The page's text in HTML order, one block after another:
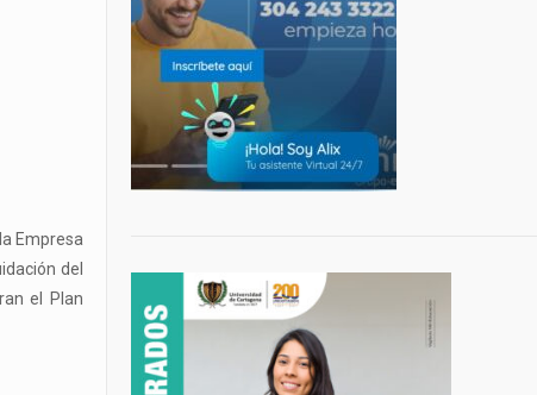
Empresa
del
el Plan